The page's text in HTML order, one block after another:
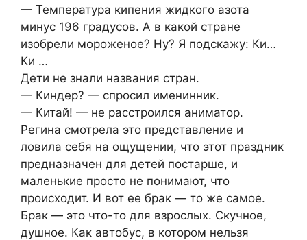
— Температура кипения жидкого азота
минус 196 градусов. А в какой стране
изобрели мороженое? Ну? Я подскажу: Ки…
Ки …
Дети не знали названия стран.
— Киндер? — спросил именинник.
— Китай! — не расстроился аниматор.
Регина смотрела это представление и
ловила себя на ощущении, что этот праздник
предназначен для детей постарше, и
маленькие просто не понимают, что
происходит. И вот ее брак — то же самое.
Брак — это что-то для взрослых. Скучное,
душное. Как автобус, в котором нельзя